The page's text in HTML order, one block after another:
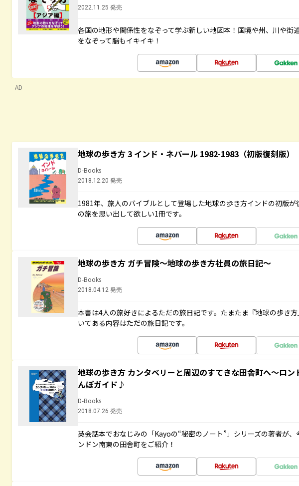
2022.11.25 発売
各国の地形や関係性をなぞって学ぶ新しい地図本！国境や州、川や街
をなぞって脳もイキイキ！
AD
地球の歩き方 3 インド・ネパール 1982-1983（初版復刻版）
D-Books
2018.12.20 発売
1981年、旅人のバイブルとして登場した地球の歩き方インドの初版
の旅を思い出して欲しい1冊です。
地球の歩き方 ガチ冒険～地球の歩き方社員の旅日記～
D-Books
2018.04.12 発売
本書は4人の旅好きによるただの旅日記です。たまたま『地球の歩き
いてある内容はただの旅日記です。
地球の歩き方 カンタベリーと周辺のすてきな田舎町へ～ロン
んぽガイド♪
D-Books
2018.07.26 発売
英会話本でおなじみの「Kayoの“秘密のノート”」シリーズの著者が、
ンドン南東の田舎町をご紹介！